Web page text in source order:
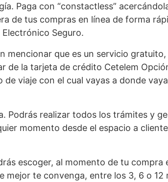
Paga con “constactless”
de tus compras en línea de forma
Seguro.
mencionar que es un servicio
de la tarjeta de crédito Cetelem
de viaje con el cual vayas a donde
Podrás realizar todos los trámites y
momento desde el espacio a
escoger, al momento de tu compra
mejor te convenga, entre los 3, 6 o 12